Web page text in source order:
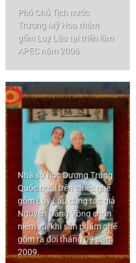
Phó Chủ Tịch nước
Trương Mỹ Hoa thăm
gốm Luy Lâu tại triển lãm
APEC năm 2006
Nhà sử học Dương Trung
Quốc ngồi trên chiếc ghế
gốm Luy Lâu cùng tác giả
Nguyễn Đăng Vông chọn
niềm vui khi sản phẩm ghế
gốm ra đời tháng 09 năm
2009.